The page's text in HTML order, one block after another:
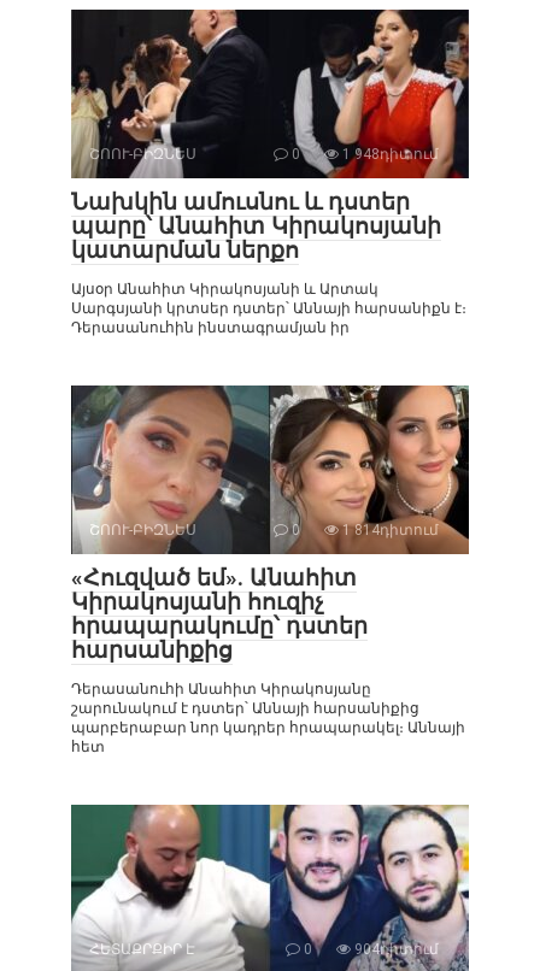
ՇՈՈՒ-ԲԻԶՆԵՍ 0 1 948դիտում
Նախկին ամուսնու և դստեր
պարը՝ Անահիտ Կիրակոսյանի
կատարման ներքո
Այսօր Անահիտ Կիրակոսյանի և Արտակ
Սարգսյանի կրտսեր դստեր՝ Աննայի հարսանիքն է։
Դերասանուհին ինստագրամյան իր
ՇՈՈՒ-ԲԻԶՆԵՍ 0 1 814դիտում
«Հուզված եմ». Անահիտ
Կիրակոսյանի հուզիչ
հրապարակումը՝ դստեր
հարսանիքից
Դերասանուհի Անահիտ Կիրակոսյանը
շարունակում է դստեր՝ Աննայի հարսանիքից
պարբերաբար նոր կադրեր հրապարակել։ Աննայի
հետ
ՀԵՏԱՔՐՔԻՐ Է 0 904դիտում